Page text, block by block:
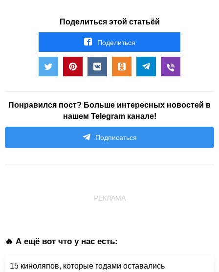
Поделиться этой статьёй
Поделиться
Понравился пост? Больше интересных новостей в
нашем Telegram канале!
Подписаться
РЕКЛАМА
🔥 А ещё вот что у нас есть:
15 киноляпов, которые годами оставались